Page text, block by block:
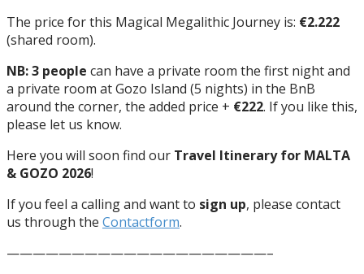
The price for this Magical Megalithic Journey is: €2.222
(shared room).
NB: 3 people can have a private room the first night and
a private room at Gozo Island (5 nights) in the BnB
around the corner, the added price + €222. If you like this,
please let us know.
Here you will soon find our Travel Itinerary for MALTA
& GOZO 2026!
If you feel a calling and want to sign up, please contact
us through the Contactform.
————————————————————–